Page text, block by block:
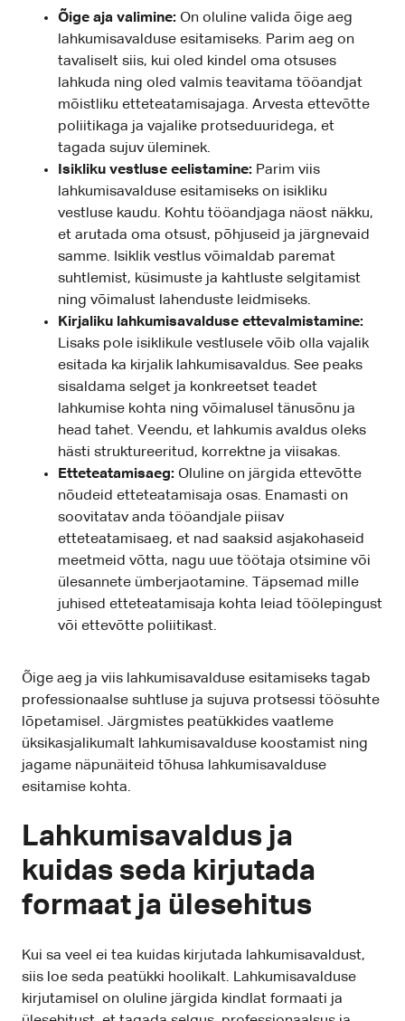
Õige aja valimine: On oluline valida õige aeg
lahkumisavalduse esitamiseks. Parim aeg on
tavaliselt siis, kui oled kindel oma otsuses
lahkuda ning oled valmis teavitama tööandjat
mõistliku etteteatamisajaga. Arvesta ettevõtte
poliitikaga ja vajalike protseduuridega, et
tagada sujuv üleminek.
Isikliku vestluse eelistamine: Parim viis
lahkumisavalduse esitamiseks on isikliku
vestluse kaudu. Kohtu tööandjaga näost näkku,
et arutada oma otsust, põhjuseid ja järgnevaid
samme. Isiklik vestlus võimaldab paremat
suhtlemist, küsimuste ja kahtluste selgitamist
ning võimalust lahenduste leidmiseks.
Kirjaliku lahkumisavalduse ettevalmistamine:
Lisaks pole isiklikule vestlusele võib olla vajalik
esitada ka kirjalik lahkumisavaldus. See peaks
sisaldama selget ja konkreetset teadet
lahkumise kohta ning võimalusel tänusõnu ja
head tahet. Veendu, et lahkumis avaldus oleks
hästi struktureeritud, korrektne ja viisakas.
Etteteatamisaeg: Oluline on järgida ettevõtte
nõudeid etteteatamisaja osas. Enamasti on
soovitatav anda tööandjale piisav
etteteatamisaeg, et nad saaksid asjakohaseid
meetmeid võtta, nagu uue töötaja otsimine või
ülesannete ümberjaotamine. Täpsemad mille
juhised etteteatamisaja kohta leiad töölepingust
või ettevõtte poliitikast.
Õige aeg ja viis lahkumisavalduse esitamiseks tagab
professionaalse suhtluse ja sujuva protsessi töösuhte
lõpetamisel. Järgmistes peatükkides vaatleme
üksikasjalikumalt lahkumisavalduse koostamist ning
jagame näpunäiteid tõhusa lahkumisavalduse
esitamise kohta.
Lahkumisavaldus ja
kuidas seda kirjutada
formaat ja ülesehitus
Kui sa veel ei tea kuidas kirjutada lahkumisavaldust,
siis loe seda peatükki hoolikalt. Lahkumisavalduse
kirjutamisel on oluline järgida kindlat formaati ja